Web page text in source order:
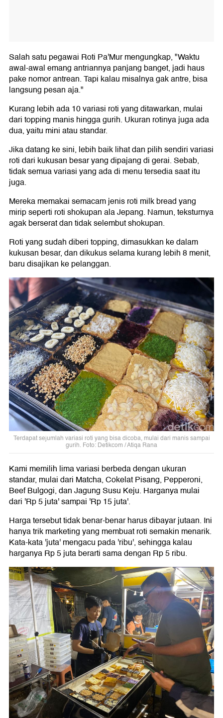
Salah satu pegawai Roti Pa'Mur mengungkap, "Waktu
awal-awal emang antriannya panjang banget, jadi haus
pake nomor antrean. Tapi kalau misalnya gak antre, bisa
langsung pesan aja."
Kurang lebih ada 10 variasi roti yang ditawarkan, mulai
dari topping manis hingga gurih. Ukuran rotinya juga ada
dua, yaitu mini atau standar.
Jika datang ke sini, lebih baik lihat dan pilih sendiri variasi
roti dari kukusan besar yang dipajang di gerai. Sebab,
tidak semua variasi yang ada di menu tersedia saat itu
juga.
Mereka memakai semacam jenis roti milk bread yang
mirip seperti roti shokupan ala Jepang. Namun, teksturnya
agak berserat dan tidak selembut shokupan.
Roti yang sudah diberi topping, dimasukkan ke dalam
kukusan besar, dan dikukus selama kurang lebih 8 menit,
baru disajikan ke pelanggan.
Terdapat sejumlah variasi roti yang bisa dicoba, mulai dari manis sampai
gurih. Foto: Detikcom / Atiqa Rana
Kami memilih lima variasi berbeda dengan ukuran
standar, mulai dari Matcha, Cokelat Pisang, Pepperoni,
Beef Bulgogi, dan Jagung Susu Keju. Harganya mulai
dari 'Rp 5 juta' sampai 'Rp 15 juta'.
Harga tersebut tidak benar-benar harus dibayar jutaan. Ini
hanya trik marketing yang membuat roti semakin menarik.
Kata-kata 'juta' mengacu pada 'ribu', sehingga kalau
harganya Rp 5 juta berarti sama dengan Rp 5 ribu.